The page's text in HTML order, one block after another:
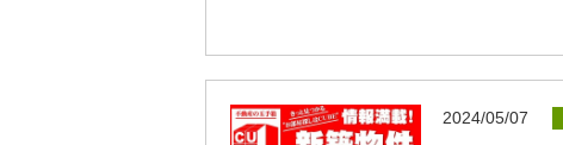
2024/05/07